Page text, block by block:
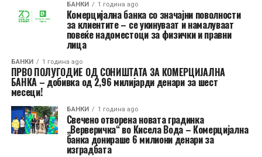
БАНКИ 1 година ago
Комерцијална банка со значајни поволности
за клиентите – се укинуваат и намалуваат
повеќе надоместоци за физички и правни
лица
БАНКИ 1 година ago
ПРВО ПОЛУГОДИЕ ОД СОНИШТАТА ЗА КОМЕРЦИЈАЛНА
БАНКА – добивка од 2,96 милијарди денари за шест
месеци!
БАНКИ 1 година ago
Свечено отворена новата градинка
„Верверичка“ во Кисела Вода – Комерцијална
банка донираше 6 милиони денари за
изградбата